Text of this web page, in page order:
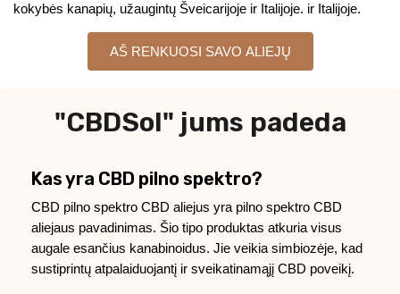
kokybės kanapių, užaugintų Šveicarijoje ir Italijoje. ir Italijoje.
AŠ RENKUOSI SAVO ALIEJŲ
"CBDSol" jums padeda
Kas yra CBD pilno spektro?
CBD pilno spektro CBD aliejus yra pilno spektro CBD
aliejaus pavadinimas. Šio tipo produktas atkuria visus
augale esančius kanabinoidus. Jie veikia simbiozėje, kad
sustiprintų atpalaiduojantį ir sveikatinamąjį CBD poveikį.